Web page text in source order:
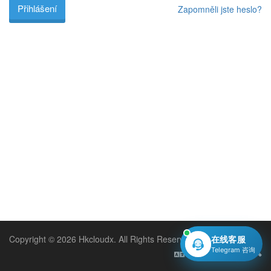
Zapomněli jste heslo?
Copyright © 2026 Hkcloudx. All Rights Reserved.
Čeština
在线客服
Telegram 咨询